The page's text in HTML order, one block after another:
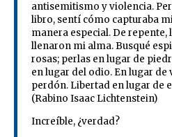
antisemitismo y violencia.
libro, sentí cómo capturaba
manera especial. De repente,
llenaron mi alma. Busqué
rosas; perlas en lugar de
en lugar del odio. En lugar de
perdón. Libertad en lugar de
(Rabino Isaac Lichtenstein)
Increíble, ¿verdad?